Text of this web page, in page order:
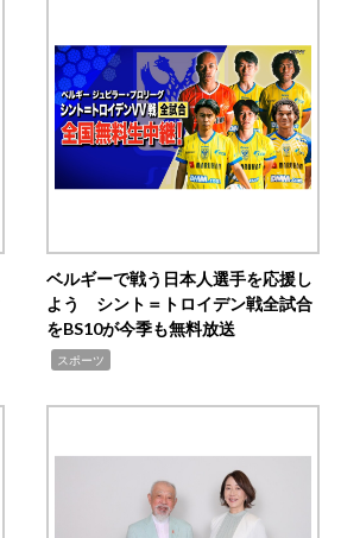
ベルギーで戦う日本人選手を応援し
よう シント＝トロイデン戦全試合
をBS10が今季も無料放送
スポーツ